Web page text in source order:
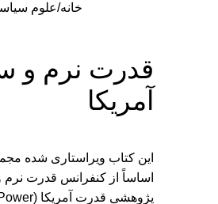
خانه علوم
قدرت نرم و
آمریکا
این کتاب ویراستاری شده
اساساً از کنفرانس قدرت نرم